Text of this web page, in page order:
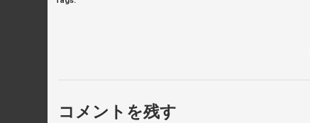
コメントを残す